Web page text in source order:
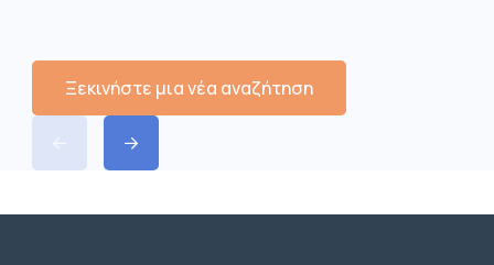
Ξεκινήστε μια νέα αναζήτηση